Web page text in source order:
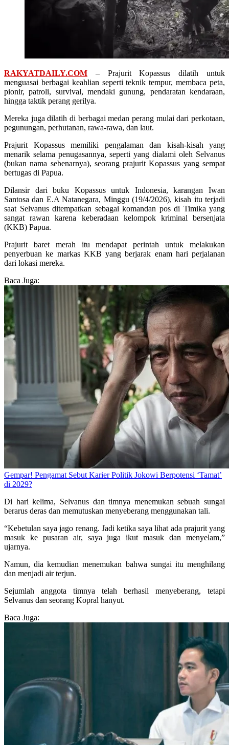
RAKYATDAILY.COM – Prajurit Kopassus dilatih untuk
menguasai berbagai keahlian seperti teknik tempur, membaca peta,
pionir, patroli, survival, mendaki gunung, pendaratan kendaraan,
hingga taktik perang gerilya.
Mereka juga dilatih di berbagai medan perang mulai dari perkotaan,
pegunungan, perhutanan, rawa-rawa, dan laut.
Prajurit Kopassus memiliki pengalaman dan kisah-kisah yang
menarik selama penugasannya, seperti yang dialami oleh Selvanus
(bukan nama sebenarnya), seorang prajurit Kopassus yang sempat
bertugas di Papua.
Dilansir dari buku Kopassus untuk Indonesia, karangan Iwan
Santosa dan E.A Natanegara, Minggu (19/4/2026), kisah itu terjadi
saat Selvanus ditempatkan sebagai komandan pos di Timika yang
sangat rawan karena keberadaan kelompok kriminal bersenjata
(KKB) Papua.
Prajurit baret merah itu mendapat perintah untuk melakukan
penyerbuan ke markas KKB yang berjarak enam hari perjalanan
dari lokasi mereka.
Baca Juga:
Gempar! Pengamat Sebut Karier Politik Jokowi Berpotensi ‘Tamat’
di 2029?
Di hari kelima, Selvanus dan timnya menemukan sebuah sungai
berarus deras dan memutuskan menyeberang menggunakan tali.
“Kebetulan saya jago renang. Jadi ketika saya lihat ada prajurit yang
masuk ke pusaran air, saya juga ikut masuk dan menyelam,”
ujarnya.
Namun, dia kemudian menemukan bahwa sungai itu menghilang
dan menjadi air terjun.
Sejumlah anggota timnya telah berhasil menyeberang, tetapi
Selvanus dan seorang Kopral hanyut.
Baca Juga: